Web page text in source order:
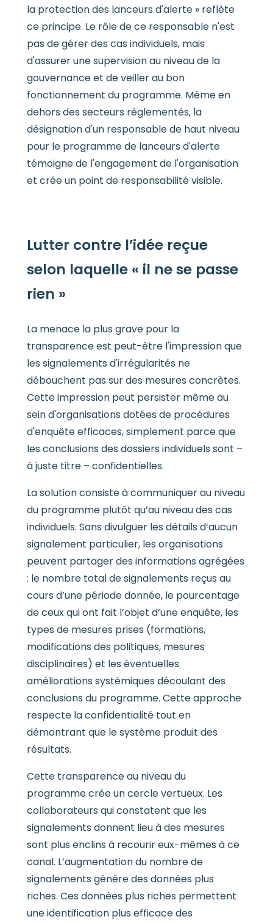
la protection des lanceurs d'alerte » reflète
ce principe. Le rôle de ce responsable n'est
pas de gérer des cas individuels, mais
d'assurer une supervision au niveau de la
gouvernance et de veiller au bon
fonctionnement du programme. Même en
dehors des secteurs réglementés, la
désignation d'un responsable de haut niveau
pour le programme de lanceurs d'alerte
témoigne de l'engagement de l'organisation
et crée un point de responsabilité visible.
Lutter contre l’idée reçue
selon laquelle « il ne se passe
rien »
La menace la plus grave pour la
transparence est peut-être l'impression que
les signalements d'irrégularités ne
débouchent pas sur des mesures concrètes.
Cette impression peut persister même au
sein d'organisations dotées de procédures
d'enquête efficaces, simplement parce que
les conclusions des dossiers individuels sont –
à juste titre – confidentielles.
La solution consiste à communiquer au niveau
du programme plutôt qu’au niveau des cas
individuels. Sans divulguer les détails d’aucun
signalement particulier, les organisations
peuvent partager des informations agrégées
: le nombre total de signalements reçus au
cours d’une période donnée, le pourcentage
de ceux qui ont fait l’objet d’une enquête, les
types de mesures prises (formations,
modifications des politiques, mesures
disciplinaires) et les éventuelles
améliorations systémiques découlant des
conclusions du programme. Cette approche
respecte la confidentialité tout en
démontrant que le système produit des
résultats.
Cette transparence au niveau du
programme crée un cercle vertueux. Les
collaborateurs qui constatent que les
signalements donnent lieu à des mesures
sont plus enclins à recourir eux-mêmes à ce
canal. L’augmentation du nombre de
signalements génère des données plus
riches. Ces données plus riches permettent
une identification plus efficace des